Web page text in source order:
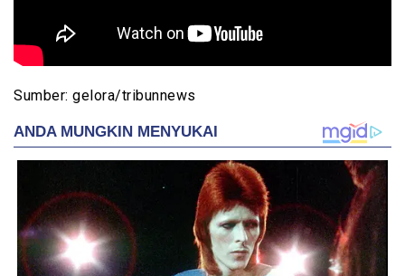
Sumber: gelora/tribunnews